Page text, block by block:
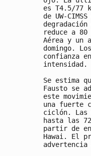
es T4.5/77
de UW-
reduce a
Aérea y un
domingo.
confianza
intensidad.
Se estima
Fausto se
este
una fuerte
ciclón. Las
hasta las
partir de
Hawai. El